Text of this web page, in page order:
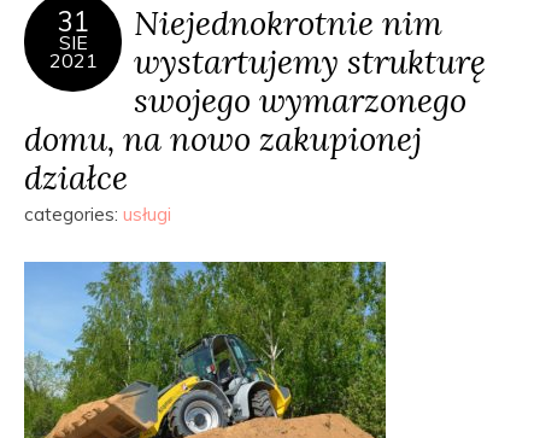
31
SIE
2021
Niejednokrotnie nim
wystartujemy strukturę
swojego wymarzonego
domu, na nowo zakupionej
działce
categories: usługi